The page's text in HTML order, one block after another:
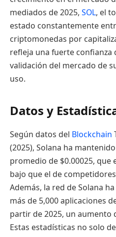
mediados de 2025, SOL, el
estado constantemente
criptomonedas por
refleja una fuerte confianza
validación del mercado de
uso.
Datos y
Según datos del Blockchain
(2025), Solana ha
promedio de $0.00025, que
bajo que el de
Además, la red de Solana
más de 5,000 aplicaciones
partir de 2025, un aumento
Estas estadísticas no solo